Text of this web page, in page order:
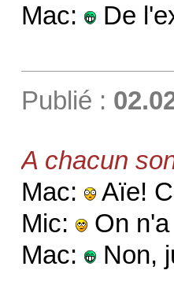
Mac:
De
Publié :
A chacun
Mac:
Aïe!
Mic:
On n'a
Mac:
Non,